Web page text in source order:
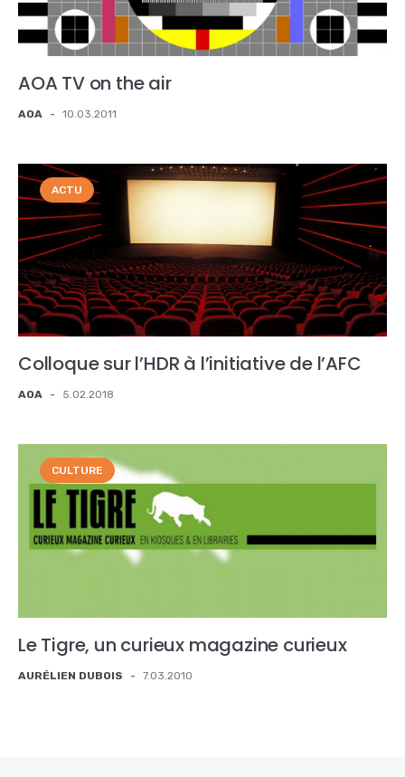
AOA TV on the air
AOA - 10.03.2011
ACTU
Colloque sur l’HDR à l’initiative de l’AFC
AOA - 5.02.2018
CULTURE
Le Tigre, un curieux magazine curieux
AURÉLIEN DUBOIS - 7.03.2010